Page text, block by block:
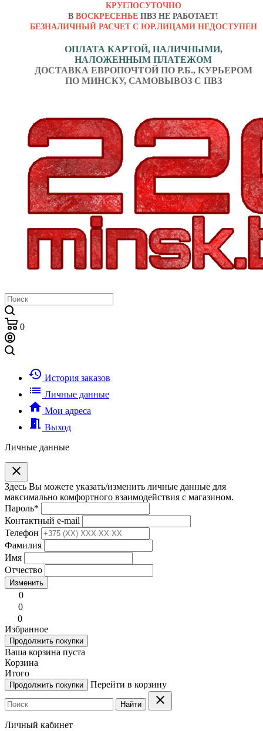
КРУГЛОСУТОЧНО
В ВОСКРЕСЕНЬЕ ПВЗ НЕ РАБОТАЕТ!
БЕЗНАЛИЧНЫЙ РАСЧЕТ С ЮР.ЛИЦАМИ НЕДОСТУПЕН
ОПЛАТА КАРТОЙ, НАЛИЧНЫМИ,
НАЛОЖЕННЫМ ПЛАТЕЖОМ
ДОСТАВКА ЕВРОПОЧТОЙ ПО Р.Б., КУРЬЕРОМ
ПО МИНСКУ, САМОВЫВОЗ С ПВЗ
0
history История заказов
list Личные данные
home Мои адреса
meeting_room Выход
Личные данные
clear
Здесь Вы можете указать/изменить личные данные для
максимально комфортного взаимодействия с магазином.
Пароль*
Контактный e-mail
Телефон
Фамилия
Имя
Отчество
Изменить
0
0
0
Избранное
Продолжить покупки
Ваша корзина пуста
Корзина
Итого
Продолжить покупки Перейти в корзину
Найти clear
Личный кабинет